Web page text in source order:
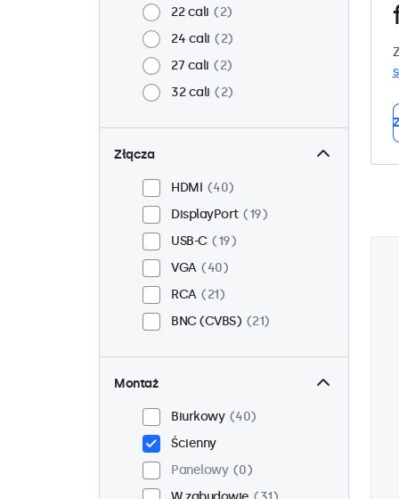
22 cali
2
24 cali
2
27 cali
2
32 cali
2
Złącza
HDMI
40
DisplayPort
19
USB-C
19
VGA
40
RCA
21
BNC (CVBS)
21
Montaż
Biurkowy
40
Ścienny
Panelowy
0